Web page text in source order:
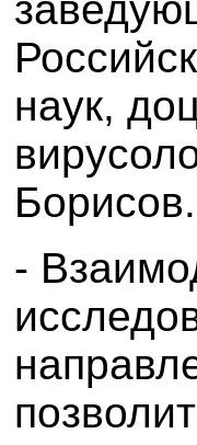
наук,
Борисов.
-